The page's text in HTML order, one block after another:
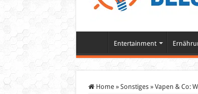
Entertainment
Home » Sonstiges » Vapen & Co: